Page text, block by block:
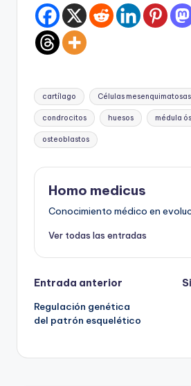
Etiquetas:
cartílago Células mesenquimatosas
condrocitos huesos médula
osteoblastos
Homo medicus
Conocimiento médico en
Ver todas las entradas
Navegación
de
Entrada anterior
Regulación genética
del patrón esquelético